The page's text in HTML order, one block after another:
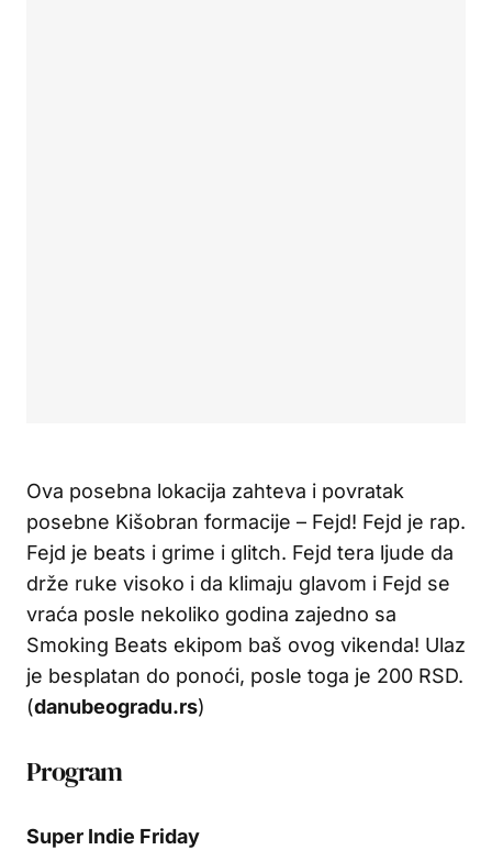
Ova posebna lokacija zahteva i povratak
posebne Kišobran formacije – Fejd! Fejd je rap.
Fejd je beats i grime i glitch. Fejd tera ljude da
drže ruke visoko i da klimaju glavom i Fejd se
vraća posle nekoliko godina zajedno sa
Smoking Beats ekipom baš ovog vikenda! Ulaz
je besplatan do ponoći, posle toga je 200 RSD.
(danubeogradu.rs)
Program
Super Indie Friday